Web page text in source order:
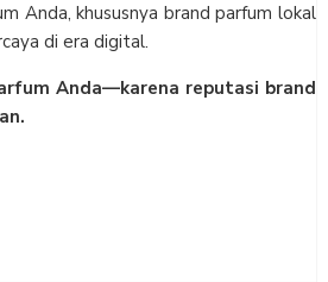
Anda, khususnya brand parfum lokal
di era digital.
Anda—karena reputasi brand